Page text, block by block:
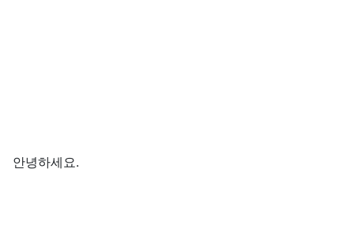
안녕하세요.